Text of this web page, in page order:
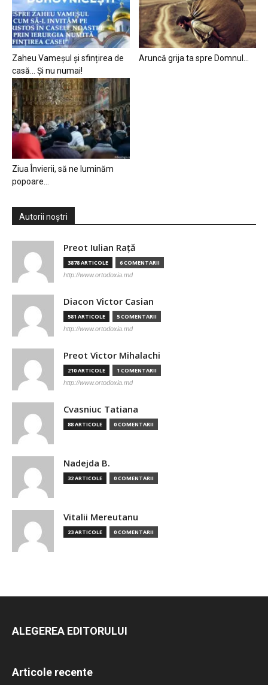
Zaheu Vameșul și sfințirea de
casă… Și nu numai!
Aruncă grija ta spre Domnul…
Ziua Învierii, să ne luminăm
popoare…
Autorii noștri
Preot Iulian Raţă
3878 ARTICOLE 6 COMENTARII
http://www.ortodoxia.md
Diacon Victor Casian
581 ARTICOLE 5 COMENTARII
http://www.ortodoxia.md
Preot Victor Mihalachi
210 ARTICOLE 1 COMENTARII
http://www.ortodoxia.md
Cvasniuc Tatiana
88 ARTICOLE 0 COMENTARII
Nadejda B.
32 ARTICOLE 0 COMENTARII
Vitalii Mereutanu
23 ARTICOLE 0 COMENTARII
ALEGEREA EDITORULUI
Articole recente